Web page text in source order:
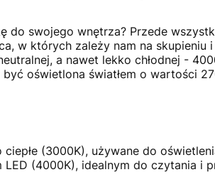
do swojego wnętrza? Przede
w których zależy nam na skupieniu
a nawet lekko chłodnej -
oświetlona światłem o wartości
ciepłe (3000K), używane do
(4000K), idealnym do czytania i